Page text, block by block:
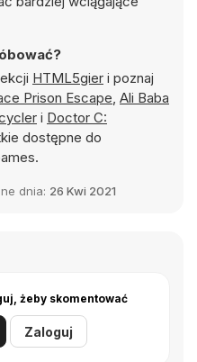
HTML5gier i poznaj
Prison Escape, Ali Baba
i Doctor C:
dostępne do
dnia: 26 Kwi 2021
żeby skomentować
Zaloguj